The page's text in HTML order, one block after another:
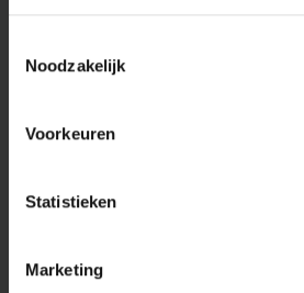
Noodzakelijk
Voorkeuren
Statistieken
Marketing
Contact